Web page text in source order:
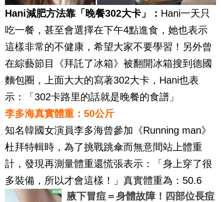
Hani減肥方法靠「晚餐302大卡」： Hani一天只
吃一餐，甚至會選擇在下午4點進食，她也表示
這樣非常的不健康，希望大家不要學習！另外曾
在綜藝節目《拜託了冰箱》被翻開冰箱搜到德國
麵包圈，上面大大的寫著302大卡，Hani也表
示：「​302卡路里的話就是晚餐的食譜」
李多海真實體重：50公斤
知名韓國女演員李多海曾參加《Running man》
杜拜特輯時，為了挑戰跳傘而無意間站上體重
計，發現再測量體重還慌張表示：「身上穿了很
多裝備，所以才會這樣！」真實體重為：50.6
腋下冒痘＝身體故障！四部位長痘